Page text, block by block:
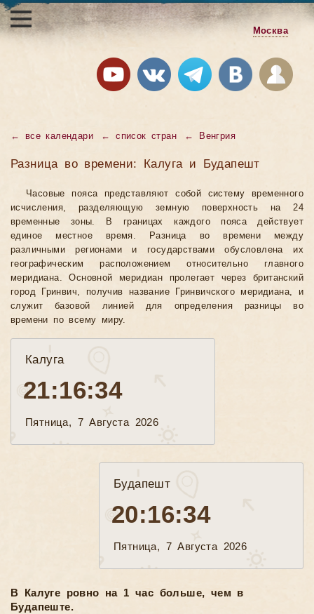
Москва
← все календари ←список стран ← Венгрия
Разница во времени: Калуга и Будапешт
Часовые пояса представляют собой систему временного
исчисления, разделяющую земную поверхность на 24
временные зоны. В границах каждого пояса действует
единое местное время. Разница во времени между
различными регионами и государствами обусловлена их
географическим расположением относительно главного
меридиана. Основной меридиан пролегает через британский
город Гринвич, получив название Гринвичского меридиана, и
служит базовой линией для определения разницы во
времени по всему миру.
Калуга
21:16:35
Пятница, 7 Августа 2026
Будапешт
20:16:35
Пятница, 7 Августа 2026
В Калуге ровно на 1 час больше, чем в
Будапеште.